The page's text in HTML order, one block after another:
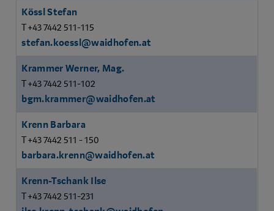
Kössl Stefan
T +43 7442 511-115
stefan.koessl@waidhofen.at
Krammer Werner, Mag.
T +43 7442 511-102
bgm.krammer@waidhofen.at
Krenn Barbara
T +43 7442 511 - 150
barbara.krenn@waidhofen.at
Krenn-Tschank Ilse
T +43 7442 511-231